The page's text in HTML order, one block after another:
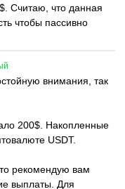
Считаю, что данная
чтобы пассивно
внимания, так
200$. Накопленные
USDT.
рекомендую вам
выплаты. Для